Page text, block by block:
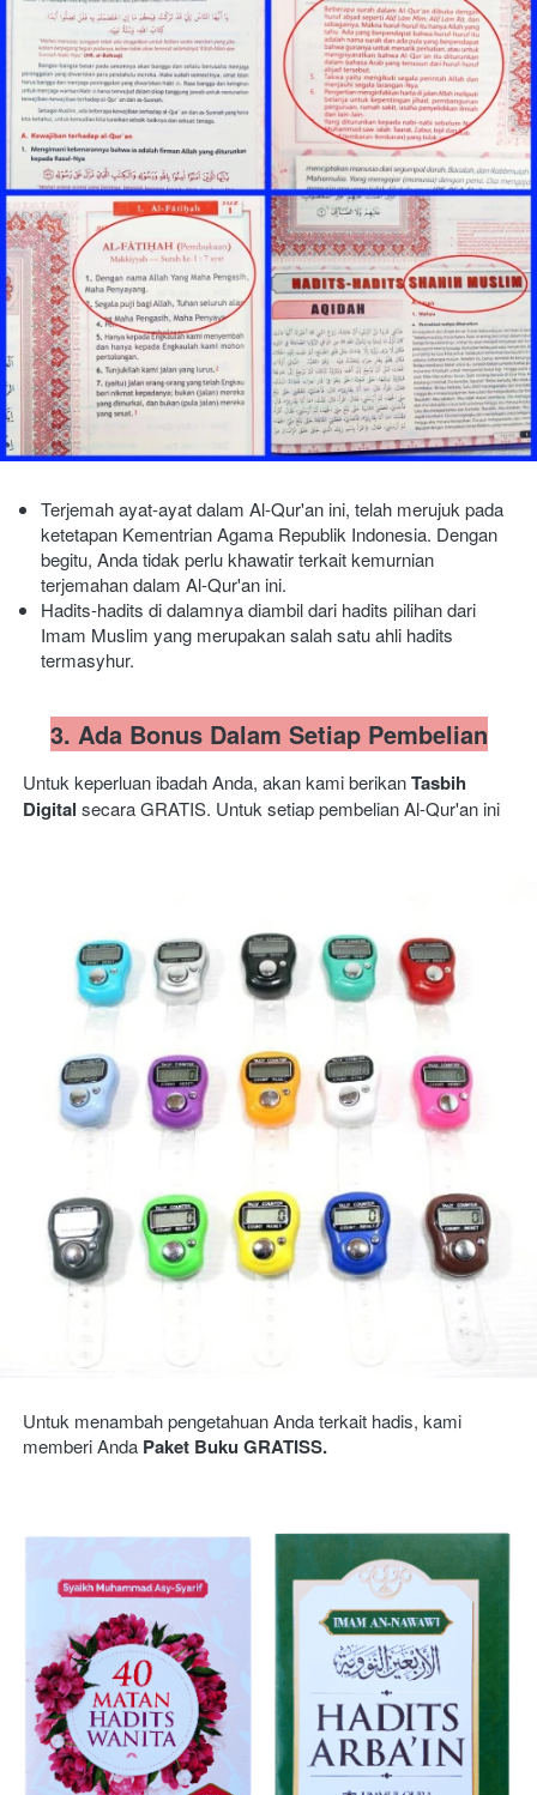
Terjemah ayat-ayat dalam Al-Qur'an ini, telah merujuk pada
ketetapan Kementrian Agama Republik Indonesia. Dengan
begitu, Anda tidak perlu khawatir terkait kemurnian
terjemahan dalam Al-Qur'an ini.
Hadits-hadits di dalamnya diambil dari hadits pilihan dari
Imam Muslim yang merupakan salah satu ahli hadits
termasyhur.
3. Ada Bonus Dalam Setiap Pembelian
Untuk keperluan ibadah Anda, akan kami berikan Tasbih
Digital secara GRATIS. Untuk setiap pembelian Al-Qur'an ini
Untuk menambah pengetahuan Anda terkait hadis, kami
memberi Anda Paket Buku GRATISS.